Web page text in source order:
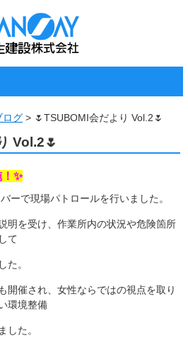
ログ > 🌷TSUBOMI会だより Vol.2🌷
Vol.2🌷
✨
ーで現場パトロールを行いました。
明を受け、作業所内の状況や危険箇所
て
た。
開催され、女性ならではの視点を取り
環境整備
した。